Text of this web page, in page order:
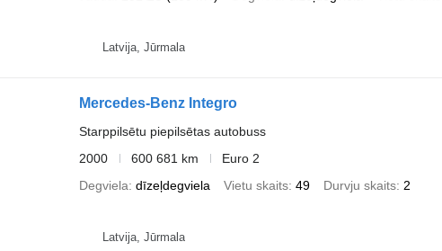
Latvija, Jūrmala
Mercedes-Benz Integro
Starppilsētu piepilsētas autobuss
2000
600 681 km
Euro 2
Degviela dīzeļdegviela Vietu skaits 49 Durvju skaits 2
Latvija, Jūrmala